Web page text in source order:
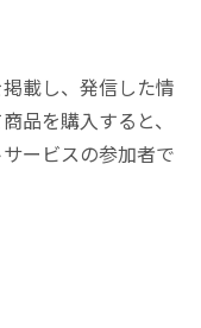
載し、発信した情
品を購入すると、
ービスの参加者で